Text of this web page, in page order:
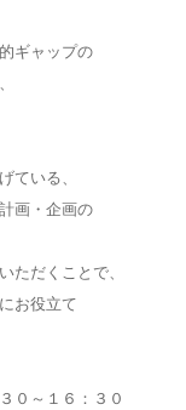
ギャップの
いる、
画・企画の
だくことで、
お役立て
０～１６：３０